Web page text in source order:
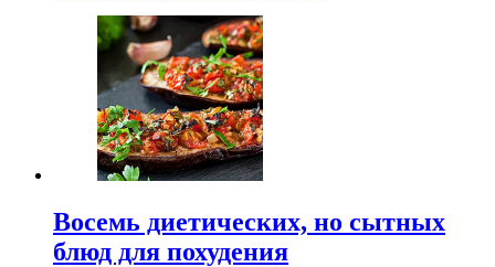
Восемь диетических, но сытных
блюд для похудения